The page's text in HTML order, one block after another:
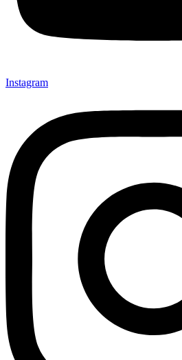
Instagram